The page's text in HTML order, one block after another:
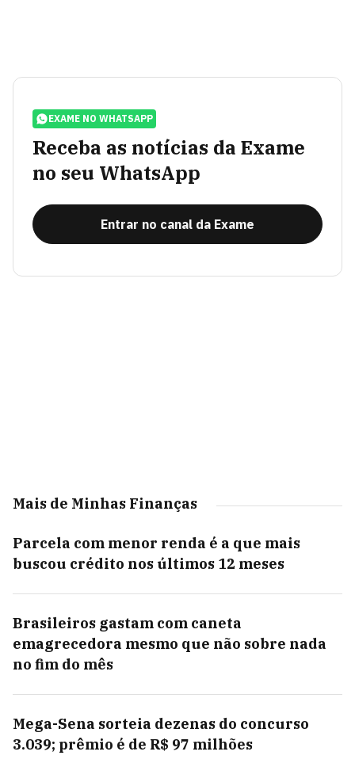
EXAME NO WHATSAPP
Receba as notícias da Exame
no seu WhatsApp
Entrar no canal da Exame
Mais de Minhas Finanças
Parcela com menor renda é a que mais
buscou crédito nos últimos 12 meses
Brasileiros gastam com caneta
emagrecedora mesmo que não sobre nada
no fim do mês
Mega-Sena sorteia dezenas do concurso
3.039; prêmio é de R$ 97 milhões